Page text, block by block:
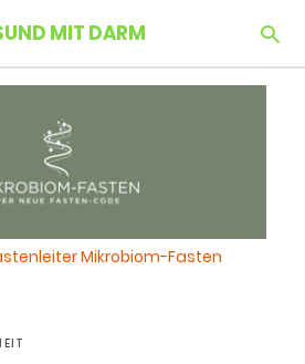
MIT DARM
Mikrobiom-Fasten